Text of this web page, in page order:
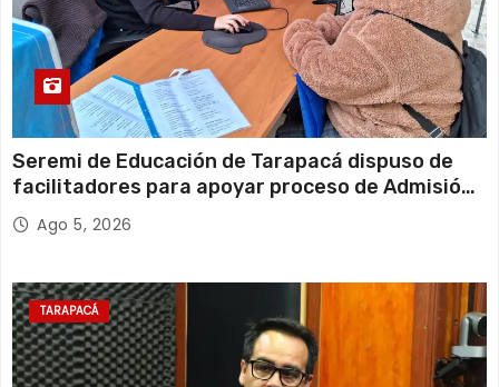
Seremi de Educación de Tarapacá dispuso de
facilitadores para apoyar proceso de Admisión
Escolar 2027
Ago 5, 2026
TARAPACÁ